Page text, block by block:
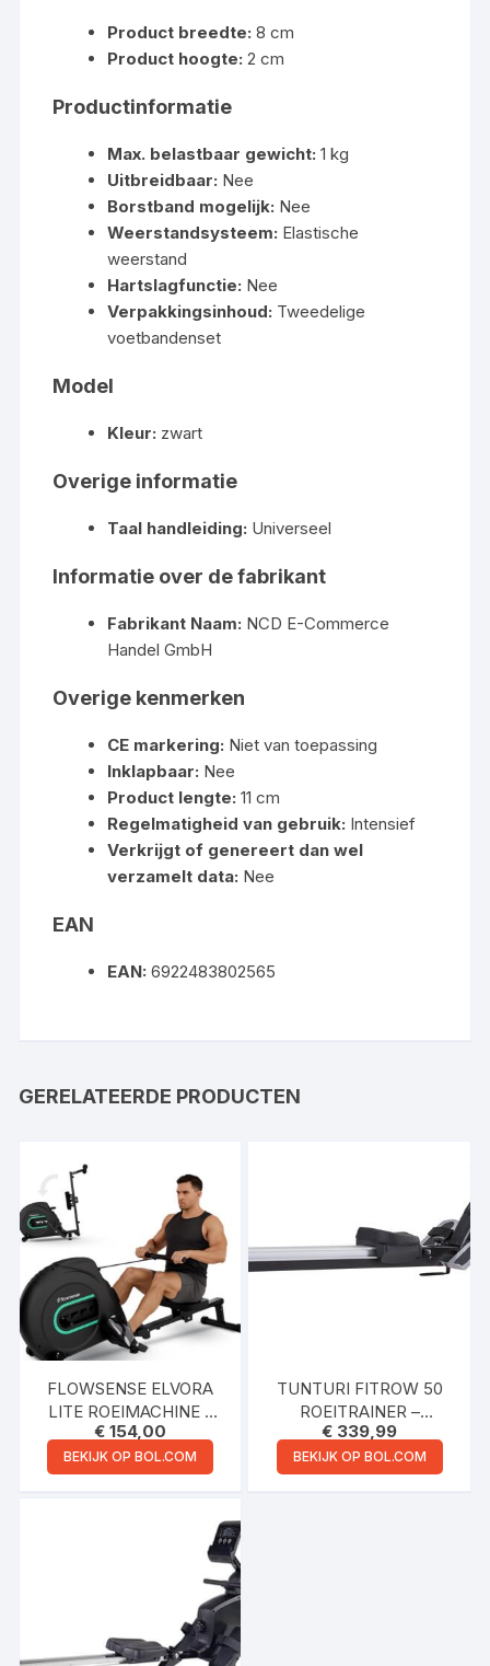
Product breedte: 8 cm
Product hoogte: 2 cm
Productinformatie
Max. belastbaar gewicht: 1 kg
Uitbreidbaar: Nee
Borstband mogelijk: Nee
Weerstandsysteem: Elastische
weerstand
Hartslagfunctie: Nee
Verpakkingsinhoud: Tweedelige
voetbandenset
Model
Kleur: zwart
Overige informatie
Taal handleiding: Universeel
Informatie over de fabrikant
Fabrikant Naam: NCD E-Commerce
Handel GmbH
Overige kenmerken
CE markering: Niet van toepassing
Inklapbaar: Nee
Product lengte: 11 cm
Regelmatigheid van gebruik: Intensief
Verkrijgt of genereert dan wel
verzamelt data: Nee
EAN
EAN: 6922483802565
GERELATEERDE PRODUCTEN
FLOWSENSE ELVORA
LITE ROEIMACHINE –
INKLAPBAAR
ROEIAPPARAAT –
ELASTISCHE
CM / 115 KG – THUIS
FITNESS ROEITRAINER
€ 154,00
BEKIJK OP BOL.COM
TUNTURI FITROW 50
ROEITRAINER –
ROEIMACHINE FITNESS
– INKLAPBAAR
ROEIAPPARAAT – 16
€ 339,99
BEKIJK OP BOL.COM